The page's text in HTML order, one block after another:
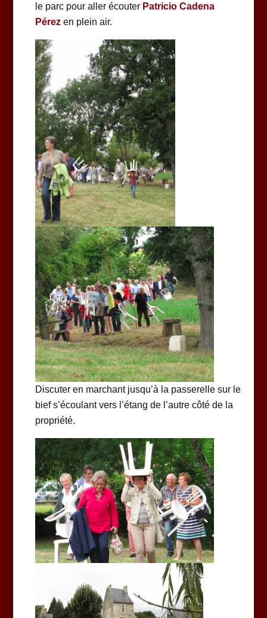
le parc pour aller écouter Patricio Cadena
Pérezen plein air.
Discuter en marchant jusqu’à la passerelle sur le
bief s’écoulant vers l’étang de l’autre côté de la
propriété.